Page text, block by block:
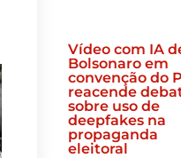
Vídeo com IA
Bolsonaro em
convenção do
reacende
sobre uso de
deepfakes na
propaganda
eleitoral